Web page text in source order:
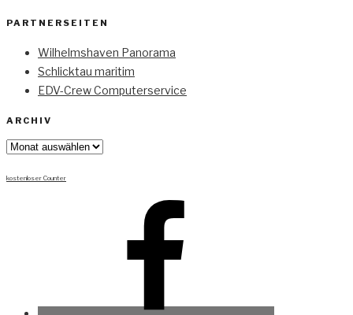
PARTNERSEITEN
Wilhelmshaven Panorama
Schlicktau maritim
EDV-Crew Computerservice
ARCHIV
Archiv
kostenloser Counter